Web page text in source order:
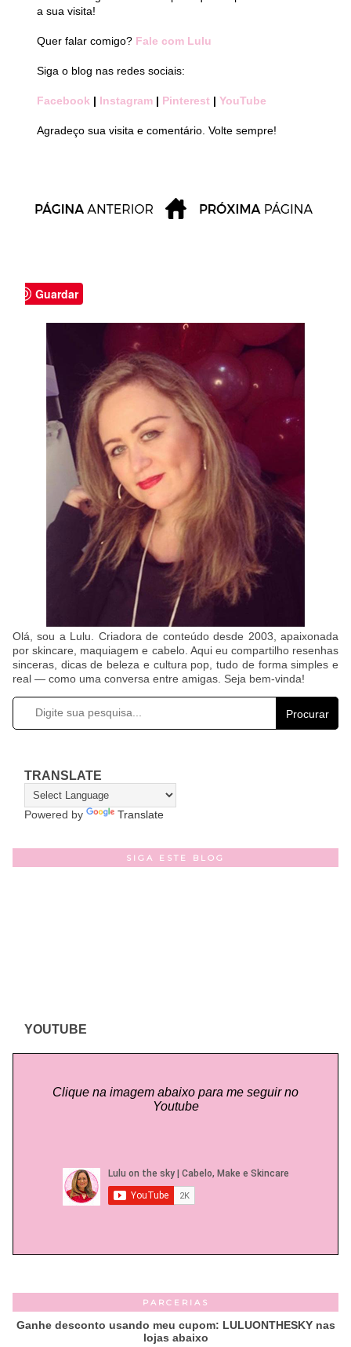
a sua visita!
Quer falar comigo? Fale com Lulu
Siga o blog nas redes sociais:
Facebook | Instagram | Pinterest | YouTube
Agradeço sua visita e comentário. Volte sempre!
Guardar
Olá, sou a Lulu. Criadora de conteúdo desde 2003, apaixonada
por skincare, maquiagem e cabelo. Aqui eu compartilho resenhas
sinceras, dicas de beleza e cultura pop, tudo de forma simples e
real — como uma conversa entre amigas. Seja bem-vinda!
Procurar
TRANSLATE
Powered by Translate
SIGA ESTE BLOG
YOUTUBE
Clique na imagem abaixo para me seguir no
Youtube
PARCERIAS
Ganhe desconto usando meu cupom: LULUONTHESKY nas
lojas abaixo